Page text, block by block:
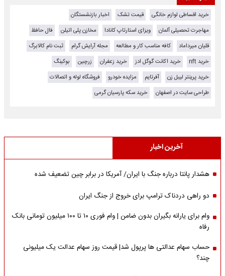
خرید اقساطی لوازم خانگی قیمت تشک
اخبار بازنشستگان
مهاجرت تحصیلی آلمان
ویزای استارتاپ کانادا مخازن پلی اتیلن
فال حافظ
قلیان میرداماد
کافه مناسب کار و مطالعه مجله آرایش گرام
ثبت نام کالابرگ
خرید nft
خرید اکانت گوگل ادز خرید زعفران زرچین
بوکینگ
خرید پرینتر لیبل زن
آفرتایم مزایده خودرو
فروشگاه لوله و اتصالات
طراحی سایت در اصفهان
خرید سکه پارسیان گرمی
آخرین اخبار
هشدار پانتا درباره جنگ با ایران/ آمریکا در برابر چین تضعیف شده
دو راهی دردناک ترامپ برای خروج از جنگ ایران
وام برای یارانه بگیران بدون ضامن | وام فوری ۱۰ تا ۱۰۰ میلیون تومانی بانک
رفاه
حساب سهام عدالتی ها پرپول شد| قیمت روز سهام عدالت یک میلیونی
چند؟